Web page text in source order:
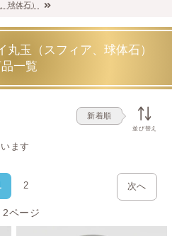
だけます。
表面の欠けや歪みが少なく、鏡
厳選 してご紹介しておりま
り、相反する性質の色彩が調
おける人間関係のバランスを
徴としても好まれています。
テリアとして、また瞑想の際
して、唯一無二のツートンカ
ひお楽しみください。
球体石）
玉（スフィア、球体石）
一覧
新着順
並び替え
ます
2 次へ
ページ